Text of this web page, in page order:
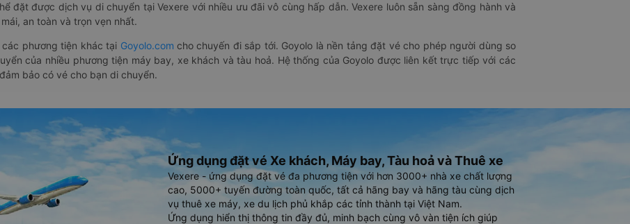
đặt được dịch vụ di chuyển tại Vexere với nhiều ưu đãi vô cùng hấp dẫn. Vexere luôn sẵn sàng đồng hành và
an toàn và trọn vẹn nhất.
phương tiện khác tại Goyolo.com cho chuyến đi sắp tới. Goyolo là nền tảng đặt vé cho phép người dùng so
của nhiều phương tiện máy bay, xe khách và tàu hoả. Hệ thống của Goyolo được liên kết trực tiếp với các
bảo có vé cho bạn di chuyển.
Ứng dụng đặt vé Xe khách, Máy bay, Tàu hoả và Thuê xe
Vexere - ứng dụng đặt vé đa phương tiện với hơn 3000+ nhà xe chất lượng
cao, 5000+ tuyến đường toàn quốc, tất cả hãng bay và hãng tàu cùng dịch
vụ thuê xe máy, xe du lịch phủ khắp các tỉnh thành tại Việt Nam.
Ứng dụng hiển thị thông tin đầy đủ, minh bạch cùng vô vàn tiện ích giúp